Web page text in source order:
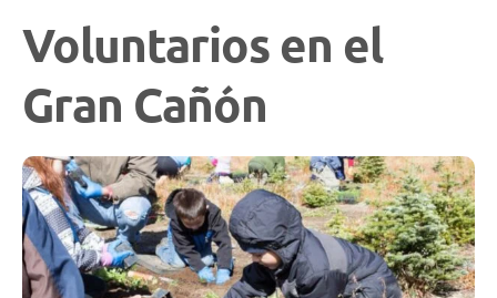
Voluntarios en el
Gran Cañón